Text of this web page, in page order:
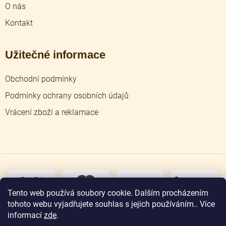
Tento web používá soubory cookie. Dalším procházením
tohoto webu vyjadřujete souhlas s jejich používáním.. Více
informací zde.
O nás
Kontakt
Užitečné informace
Obchodní podmínky
Podmínky ochrany osobních údajů
Vrácení zboží a reklamace
osobní